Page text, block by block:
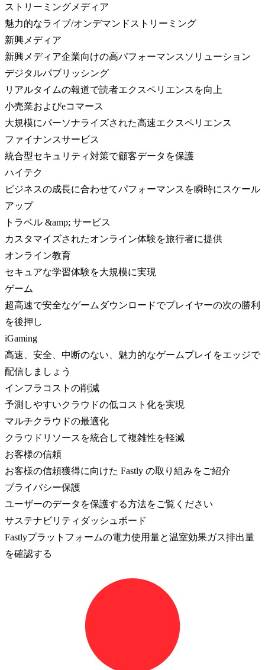
ストリーミングメディア
魅力的なライブ/オンデマンドストリーミング
新興メディア
新興メディア企業向けの高パフォーマンスソリューション
デジタルパブリッシング
リアルタイムの報道で読者エクスペリエンスを向上
小売業およびeコマース
大規模にパーソナライズされた高速エクスペリエンス
ファイナンスサービス
統合型セキュリティ対策で顧客データを保護
ハイテク
ビジネスの成長に合わせてパフォーマンスを瞬時にスケール
アップ
トラベル &amp; サービス
カスタマイズされたオンライン体験を旅行者に提供
オンライン教育
セキュアな学習体験を大規模に実現
ゲーム
超高速で安全なゲームダウンロードでプレイヤーの次の勝利
を後押し
iGaming
高速、安全、中断のない、魅力的なゲームプレイをエッジで
配信しましょう
インフラコストの削減
予測しやすいクラウドの低コスト化を実現
マルチクラウドの最適化
クラウドリソースを統合して複雑性を軽減
お客様の信頼
お客様の信頼獲得に向けた Fastly の取り組みをご紹介
プライバシー保護
ユーザーのデータを保護する方法をご覧ください
サステナビリティダッシュボード
Fastlyプラットフォームの電力使用量と温室効果ガス排出量
を確認する